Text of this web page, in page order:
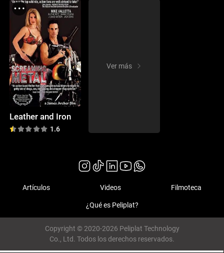
Leather and Iron
1.6
Ver más
Artículos Videos Filmoteca
¿Qué es Peliplat?
Copyright © 2020-2026 Peliplat Technology
Co., Ltd. Todos los derechos reservados.